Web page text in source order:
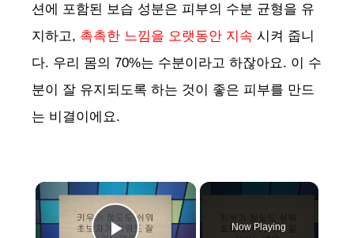
션에 포함된 보습 성분은 피부의 수분 균형을 유
지하고, 촉촉한 느낌을 오랫동안 지속 시켜 줍니
다. 우리 몸의 70%는 수분이라고 하잖아요. 이 수
분이 잘 유지되도록 하는 것이 좋은 피부를 만드
는 비결이에요.
×
Now Playing